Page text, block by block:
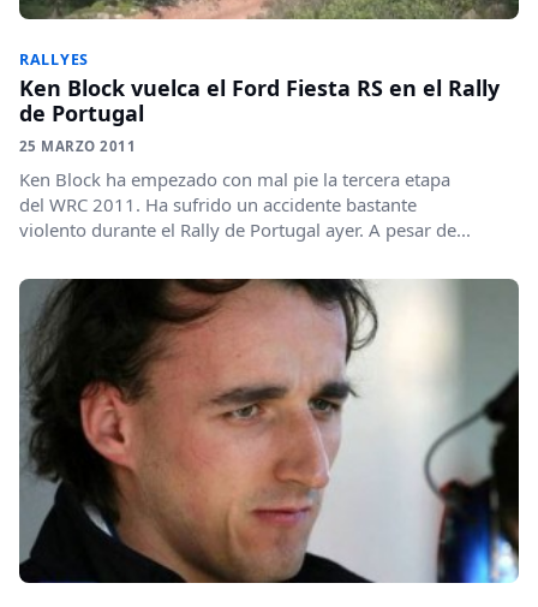
RALLYES
Ken Block vuelca el Ford Fiesta RS en el Rally
de Portugal
25 MARZO 2011
Ken Block ha empezado con mal pie la tercera etapa
del WRC 2011. Ha sufrido un accidente bastante
violento durante el Rally de Portugal ayer. A pesar de...